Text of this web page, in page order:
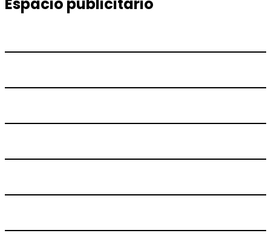
Espacio publicitario